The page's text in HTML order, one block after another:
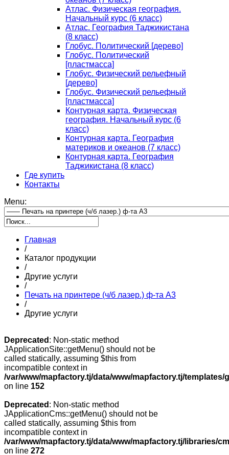
Атлас. Физическая география.
Начальный курс (6 класс)
Атлас. География Таджикистана
(8 класс)
Глобус. Политический [дерево]
Глобус. Политический
[пластмасса]
Глобус. Физический рельефный
[дерево]
Глобус. Физический рельефный
[пластмасса]
Контурная карта. Физическая
география. Начальный курс (6
класс)
Контурная карта. География
материков и океанов (7 класс)
Контурная карта. География
Таджикистана (8 класс)
Где купить
Контакты
Menu:
Главная
/
Каталог продукции
/
Другие услуги
/
Печать на принтере (ч/б лазер.) ф-та А3
/
Другие услуги
Deprecated : Non-static method
JApplicationSite::getMenu() should not be
called statically, assuming $this from
incompatible context in
/var/www/mapfactory.tj/data/www/mapfactory.tj/
on line 152
Deprecated : Non-static method
JApplicationCms::getMenu() should not be
called statically, assuming $this from
incompatible context in
/var/www/mapfactory.tj/data/www/mapfactory.tj/libraries/
on line 272